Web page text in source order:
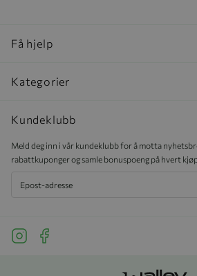
Få hjelp
Kategorier
Kundeklubb
Meld deg inn i vår kundeklubb for å motta
rabattkuponger og samle bonuspoeng på hvert
See our Instagram
See our Facebook